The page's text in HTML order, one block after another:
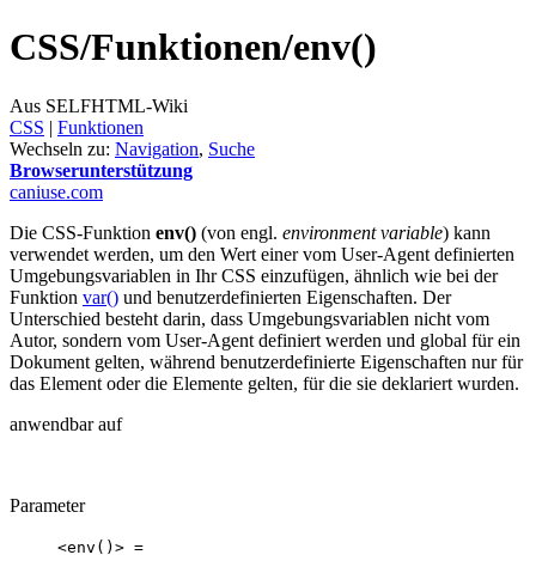
CSS/Funktionen/env()
Aus SELFHTML-Wiki
CSS ‎ | Funktionen
Wechseln zu: Navigation, Suche
Browserunterstützung
caniuse.com
Die CSS-Funktion env() (von engl. environment variable) kann
verwendet werden, um den Wert einer vom User-Agent definierten
Umgebungsvariablen in Ihr CSS einzufügen, ähnlich wie bei der
Funktion var() und benutzerdefinierten Eigenschaften. Der
Unterschied besteht darin, dass Umgebungsvariablen nicht vom
Autor, sondern vom User-Agent definiert werden und global für ein
Dokument gelten, während benutzerdefinierte Eigenschaften nur für
das Element oder die Elemente gelten, für die sie deklariert wurden.
anwendbar auf
Parameter
<env()> =